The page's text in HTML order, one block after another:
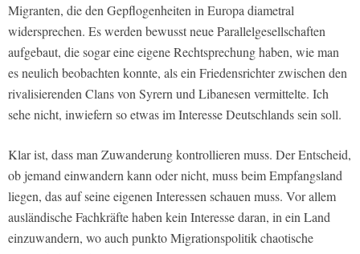
Migranten, die den Gepflogenheiten in Europa diametral
widersprechen. Es werden bewusst neue Parallelgesellschaften
aufgebaut, die sogar eine eigene Rechtsprechung haben, wie man
es neulich beobachten konnte, als ein Friedensrichter zwischen den
rivalisierenden Clans von Syrern und Libanesen vermittelte. Ich
sehe nicht, inwiefern so etwas im Interesse Deutschlands sein soll.
Klar ist, dass man Zuwanderung kontrollieren muss. Der Entscheid,
ob jemand einwandern kann oder nicht, muss beim Empfangsland
liegen, das auf seine eigenen Interessen schauen muss. Vor allem
ausländische Fachkräfte haben kein Interesse daran, in ein Land
einzuwandern, wo auch punkto Migrationspolitik chaotische